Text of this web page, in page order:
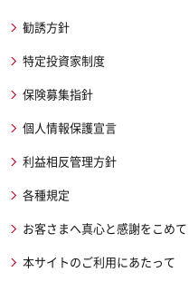
勧誘方針
特定投資家制度
保険募集指針
個人情報保護宣言
利益相反管理方針
各種規定
お客さまへ真心と感謝をこめて
本サイトのご利用にあたって